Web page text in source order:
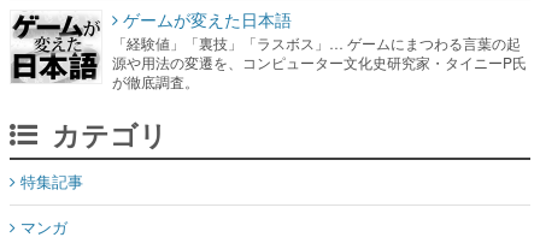
ゲームが変えた日本語
「経験値」「裏技」「ラスボス」… ゲームにまつわる言葉の起
源や用法の変遷を、コンピューター文化史研究家・タイニーP氏
が徹底調査。
カテゴリ
特集記事
マンガ